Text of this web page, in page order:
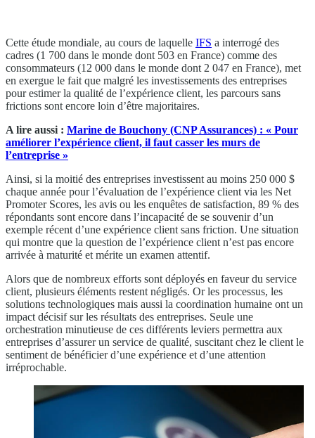
Cette étude mondiale, au cours de laquelle IFS a interrogé des
cadres (1 700 dans le monde dont 503 en France) comme des
consommateurs (12 000 dans le monde dont 2 047 en France), met
en exergue le fait que malgré les investissements des entreprises
pour estimer la qualité de l’expérience client, les parcours sans
frictions sont encore loin d’être majoritaires.
A lire aussi : Marine de Bouchony (CNP Assurances) : « Pour
améliorer l’expérience client, il faut casser les murs de
l’entreprise »
Ainsi, si la moitié des entreprises investissent au moins 250 000 $
chaque année pour l’évaluation de l’expérience client via les Net
Promoter Scores, les avis ou les enquêtes de satisfaction, 89 % des
répondants sont encore dans l’incapacité de se souvenir d’un
exemple récent d’une expérience client sans friction. Une situation
qui montre que la question de l’expérience client n’est pas encore
arrivée à maturité et mérite un examen attentif.
Alors que de nombreux efforts sont déployés en faveur du service
client, plusieurs éléments restent négligés. Or les processus, les
solutions technologiques mais aussi la coordination humaine ont un
impact décisif sur les résultats des entreprises. Seule une
orchestration minutieuse de ces différents leviers permettra aux
entreprises d’assurer un service de qualité, suscitant chez le client le
sentiment de bénéficier d’une expérience et d’une attention
irréprochable.